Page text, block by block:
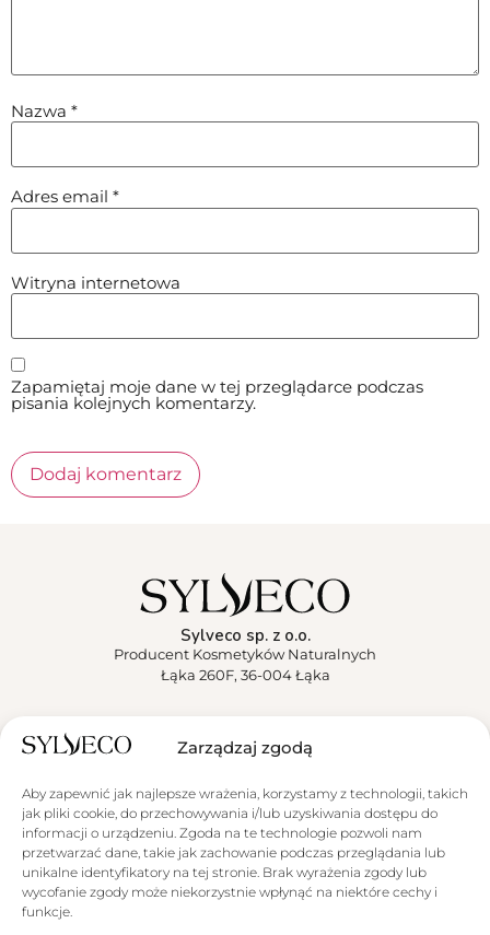
Zarządzaj zgodą
Aby zapewnić jak najlepsze wrażenia, korzystamy z technologii, takich
jak pliki cookie, do przechowywania i/lub uzyskiwania dostępu do
informacji o urządzeniu. Zgoda na te technologie pozwoli nam
przetwarzać dane, takie jak zachowanie podczas przeglądania lub
unikalne identyfikatory na tej stronie. Brak wyrażenia zgody lub
wycofanie zgody może niekorzystnie wpłynąć na niektóre cechy i
funkcje.
Nazwa *
Adres email *
Witryna internetowa
Zapamiętaj moje dane w tej przeglądarce podczas
pisania kolejnych komentarzy.
Sylveco sp. z o.o.
Producent Kosmetyków Naturalnych
Łąka 260F, 36-004 Łąka
Sylveco
Aktualności
Obsługa klienta